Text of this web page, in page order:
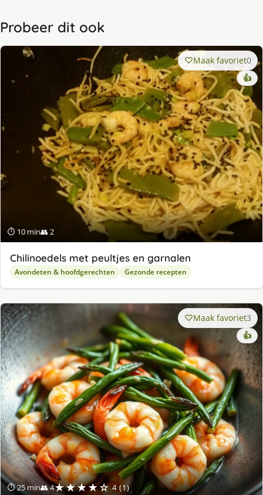
Probeer dit ook
⏱ 10 min👥 2
Maak favoriet0
👍
Chilinoedels met peultjes en garnalen
Avondeten & hoofdgerechten Gezonde recepten
⏱ 25 min👥 4★★★★☆ 4 (1)
Maak favoriet3
👍